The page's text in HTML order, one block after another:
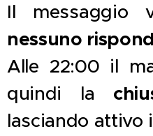
Il messaggio
nessuno
Alle 22:00 il
quindi la
lasciando attivo